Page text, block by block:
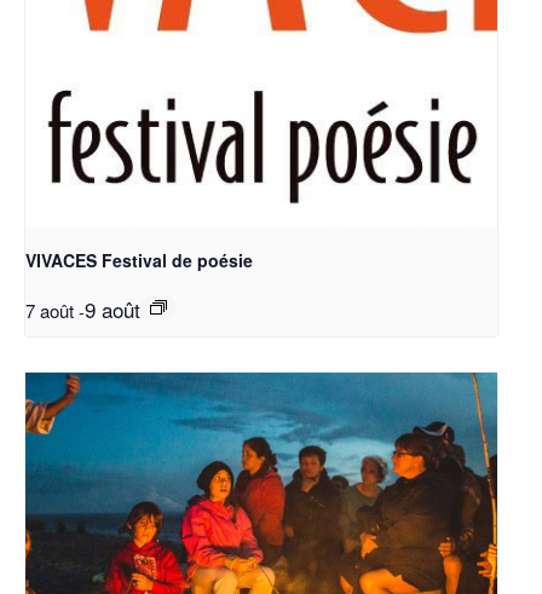
VIVACES Festival de poésie
7 août-9 août